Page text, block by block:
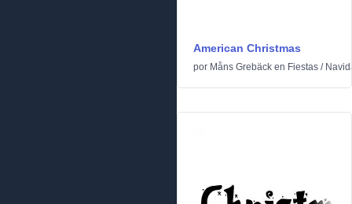
American Christmas
por Måns Grebäck en Fiestas /